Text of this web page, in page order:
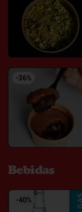
-36%
Bebidas
-40%